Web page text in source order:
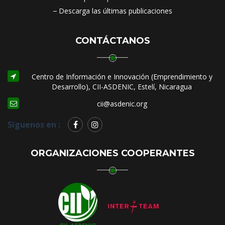
Descarga las últimas publicaciones
CONTÁCTANOS
Centro de Información e Innovación (Emprendimiento y
Desarrollo), CII-ASDENIC, Estelí, Nicaragua
cii@asdenic.org
Síguenos en :
ORGANIZACIONES COOPERANTES